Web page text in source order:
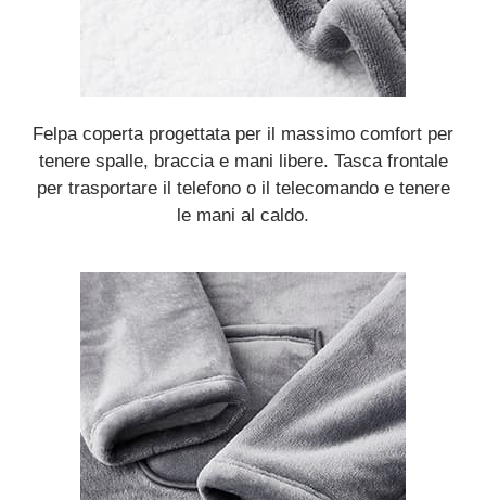
Felpa coperta progettata per il massimo comfort per
tenere spalle, braccia e mani libere. Tasca frontale
per trasportare il telefono o il telecomando e tenere
le mani al caldo.